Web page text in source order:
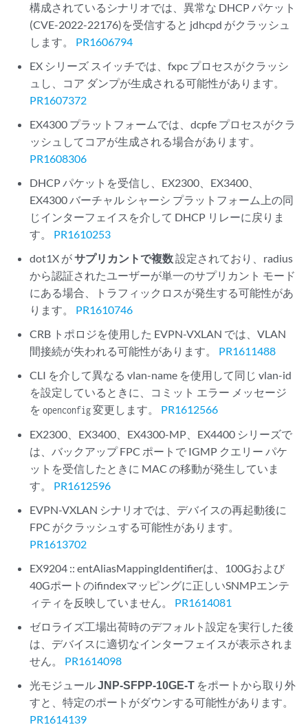
構成されているシナリオでは、異常な DHCP パケット
(CVE-2022-22176)を受信すると jdhcpd がクラッシュ
します。 PR1606794
EX シリーズ スイッチでは、fxpc プロセスがクラッシ
ュし、コア ダンプが生成される可能性があります。
PR1607372
EX4300 プラットフォームでは、dcpfe プロセスがクラ
ッシュしてコアが生成される場合があります。
PR1608306
DHCP パケットを受信し、EX2300、EX3400、
EX4300 バーチャル シャーシ プラットフォーム上の同
じインターフェイスを介して DHCP リレーに戻りま
す。 PR1610253
dot1X がサプリカントで複数設定されており、radius
から認証されたユーザーが単一のサプリカント モード
にある場合、トラフィックロスが発生する可能性があ
ります。 PR1610746
CRB トポロジを使用した EVPN-VXLAN では、VLAN
間接続が失われる可能性があります。 PR1611488
CLI を介して異なる vlan-name を使用して同じ vlan-id
を設定しているときに、コミット エラー メッセージ
をopenconfig変更します。 PR1612566
EX2300、EX3400、EX4300-MP、EX4400 シリーズで
は、バックアップ FPC ポートで IGMP クエリー パケ
ットを受信したときに MAC の移動が発生していま
す。 PR1612596
EVPN-VXLAN シナリオでは、デバイスの再起動後に
FPC がクラッシュする可能性があります。
PR1613702
EX9204 :: entAliasMappingIdentifierは、100Gおよび
40Gポートのifindexマッピングに正しいSNMPエンテ
ィティを反映していません。 PR1614081
ゼロライズ工場出荷時のデフォルト設定を実行した後
は、デバイスに適切なインターフェイスが表示されま
せん。 PR1614098
光モジュールJNP-SFPP-10GE-T をポートから取り外
すと、特定のポートがダウンする可能性があります。
PR1614139